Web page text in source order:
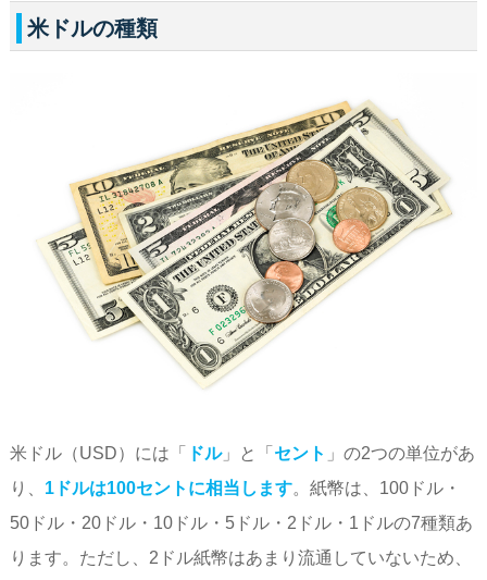
米ドルの種類
米ドル（USD）には「 ドル」と「 セント 」の2つの単位があ
り、 1ドルは100セントに相当します。紙幣は、100ドル・
50ドル・20ドル・10ドル・5ドル・2ドル・1ドルの7種類あ
ります。ただし、2ドル紙幣はあまり流通していないため、